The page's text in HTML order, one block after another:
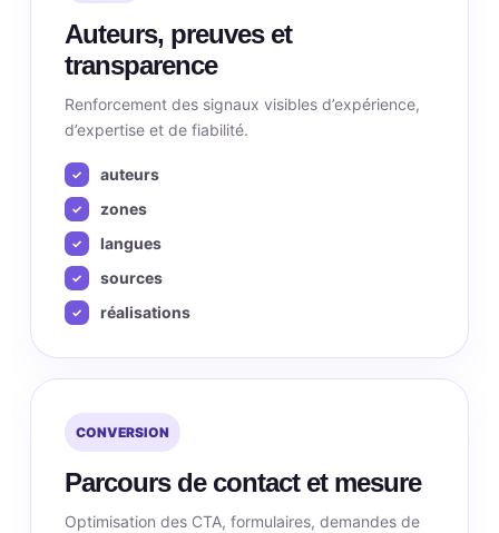
Auteurs, preuves et
transparence
Renforcement des signaux visibles d’expérience,
d’expertise et de fiabilité.
auteurs
zones
langues
sources
réalisations
CONVERSION
Parcours de contact et mesure
Optimisation des CTA, formulaires, demandes de